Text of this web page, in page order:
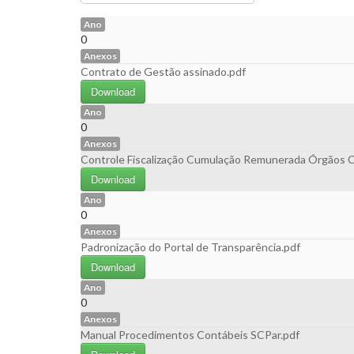
Ano
0
Anexos
Contrato de Gestão assinado.pdf
Download
Ano
0
Anexos
Controle Fiscalização Cumulação Remunerada Órgãos
Download
Ano
0
Anexos
Padronização do Portal de Transparência.pdf
Download
Ano
0
Anexos
Manual Procedimentos Contábeis SCPar.pdf